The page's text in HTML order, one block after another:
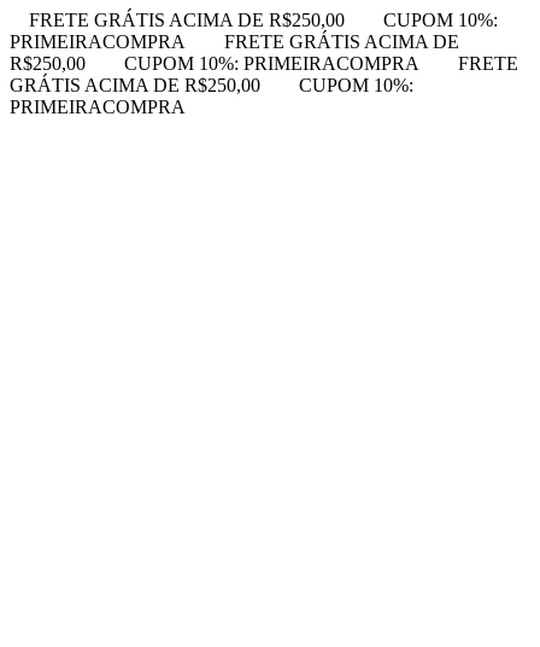
FRETE GRÁTIS ACIMA DE R$250,00
CUPOM 10%:
PRIMEIRACOMPRA
FRETE GRÁTIS ACIMA DE
R$250,00
CUPOM 10%: PRIMEIRACOMPRA
FRETE
GRÁTIS ACIMA DE R$250,00
CUPOM 10%:
PRIMEIRACOMPRA